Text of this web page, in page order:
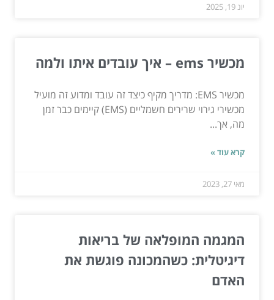
יונ 19, 2025
מכשיר ems – איך עובדים איתו ולמה
מכשיר EMS: מדריך מקיף כיצד זה עובד ומדוע זה מועיל
מכשירי גירוי שרירים חשמליים (EMS) קיימים כבר זמן
מה, אך...
קרא עוד »
מאי 27, 2023
המגמה המופלאה של בריאות
דיגיטלית: כשהמכונה פוגשת את
האדם